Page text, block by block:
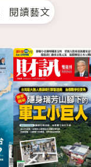
閱讀藝文